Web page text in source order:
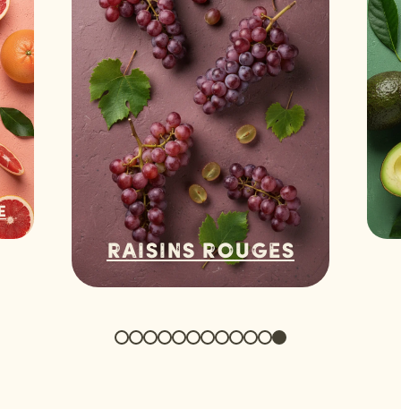
Raisins rouges